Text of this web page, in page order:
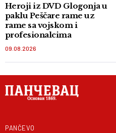
Heroji iz DVD Glogonja u
paklu Peščare rame uz
rame sa vojskom i
profesionalcima
09.08.2026
PANČEVO